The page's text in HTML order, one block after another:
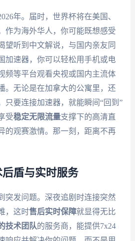
年。届时，世界杯将在美国、
作为海外华人，你可能既想感受
望听到中文解说，与国内亲友同
加速器，你可以轻松用手机或电
频等平台观看央视或国内主流体
。无论是在加拿大的公寓里，还
只要连接加速器，就能瞬间“回到”
受稳定无限流量支撑下的高清直
的观赛激情。那一刻，距离不再
盾与实时服务
突发问题。深夜追剧时连接突然
，这时售后实时保障就显得无比
技术团队的服务商，能提供7x24